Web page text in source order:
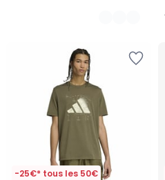
-25€* tous les 50€